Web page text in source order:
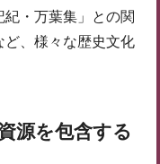
・万葉集」との関
ど、様々な歴史文化
源を包含する